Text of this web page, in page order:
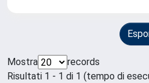
Mostra
records
Risultati 1 - 1 di 1 (tempo di